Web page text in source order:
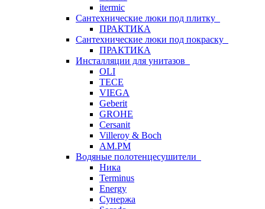
itermic
Сантехнические люки под плитку
ПРАКТИКА
Сантехнические люки под покраску
ПРАКТИКА
Инсталляции для унитазов
OLI
TECE
VIEGA
Geberit
GROHE
Cersanit
Villeroy & Boch
AM.PM
Водяные полотенцесушители
Ника
Terminus
Energy
Сунержа